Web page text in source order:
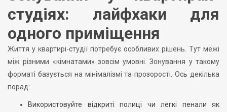
студіях: лайфхаки для
одного приміщення
Життя у квартирі-студії потребує особливих рішень. Тут межі
між різними «кімнатами» зовсім умовні. Зонування у такому
форматі базується на мінімалізмі та прозорості. Ось декілька
порад:
Використовуйте відкриті полиці чи легкі пенали як